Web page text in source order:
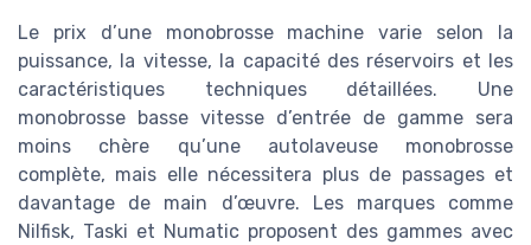
Le prix d’une monobrosse machine varie selon la
puissance, la vitesse, la capacité des réservoirs et les
caractéristiques techniques détaillées. Une
monobrosse basse vitesse d’entrée de gamme sera
moins chère qu’une autolaveuse monobrosse
complète, mais elle nécessitera plus de passages et
davantage de main d’œuvre. Les marques comme
Nilfisk, Taski et Numatic proposent des gammes avec